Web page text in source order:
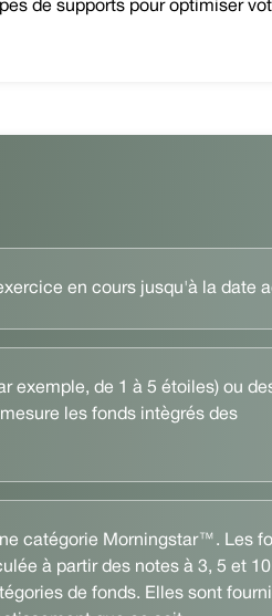
de supports pour optimiser
en cours jusqu'à la date
exemple, de 1 à 5 étoiles) ou
les fonds intègrés des
catégorie Morningstar™. Les
à partir des notes à 3, 5 et
de fonds. Elles sont